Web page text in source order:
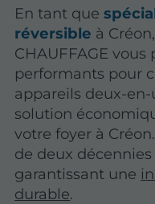
En tant que
réversible à
CHAUFFAGE
performants pour
appareils deux-en-
solution
votre foyer à
de deux
garantissant une
durable.